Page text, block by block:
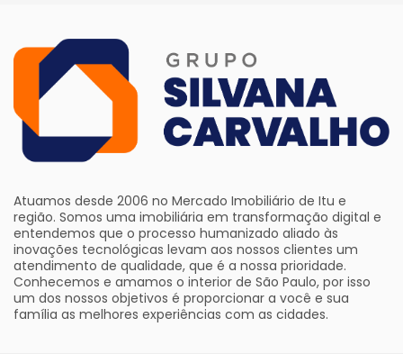
Atuamos desde 2006 no Mercado Imobiliário de Itu e
região. Somos uma imobiliária em transformação digital e
entendemos que o processo humanizado aliado às
inovações tecnológicas levam aos nossos clientes um
atendimento de qualidade, que é a nossa prioridade.
Conhecemos e amamos o interior de São Paulo, por isso
um dos nossos objetivos é proporcionar a você e sua
família as melhores experiências com as cidades.